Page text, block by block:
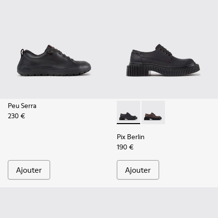
Peu Serra
230 €
Ajouter
Pix Berlin - K201814-004 -
Pix Berlin - K201814-
Pix Berlin
190 €
Ajouter